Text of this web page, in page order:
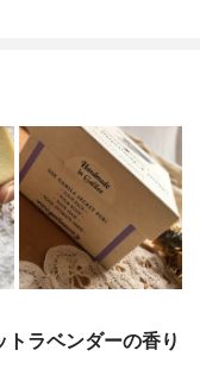
ラベンダーの香り